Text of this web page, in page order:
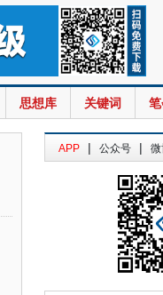
思想库 关键词
APP | 公众号 |